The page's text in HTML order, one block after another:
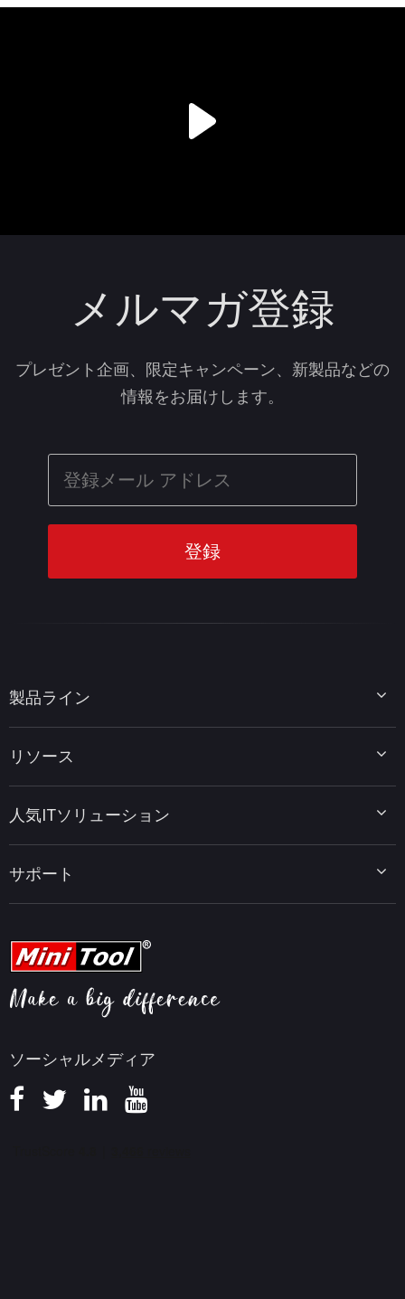
メルマガ登録
プレゼント企画、限定キャンペーン、新製品などの
情報をお届けします。
ソーシャルメディア
製品ライン
MiniTool Power Data Recovery
MiniTool PDF Editor
MiniTool MovieMaker
MiniTool uTube Downloader
リソース
データ復元ヒント
PDF編集ヒント
動画編集ヒント
ビデオ変換ヒント
画面録画ヒント
知識ベース
人気ITソリューション
MiniTool ニュースセンター
サポート
ヘルプ